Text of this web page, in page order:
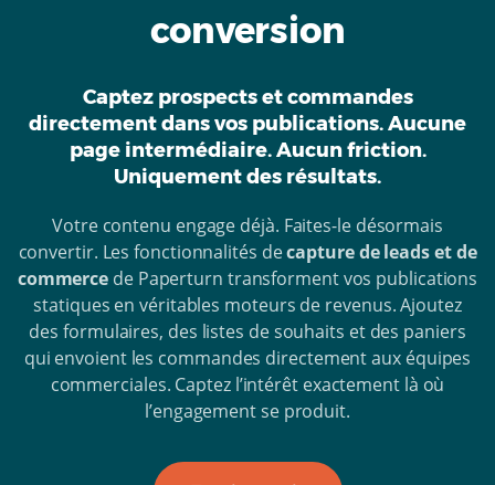
conversion
Captez prospects et commandes
directement dans vos publications. Aucune
page intermédiaire. Aucun friction.
Uniquement des résultats.
Votre contenu engage déjà. Faites-le désormais
convertir. Les fonctionnalités decapture de leads et de
commerce de Paperturn transforment vos publications
statiques en véritables moteurs de revenus. Ajoutez
des formulaires, des listes de souhaits et des paniers
qui envoient les commandes directement aux équipes
commerciales. Captez l’intérêt exactement là où
l’engagement se produit.